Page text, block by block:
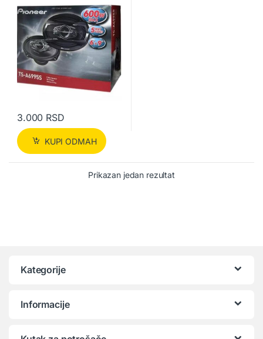
3.000 RSD
KUPI ODMAH
Prikazan jedan rezultat
Kategorije
Informacije